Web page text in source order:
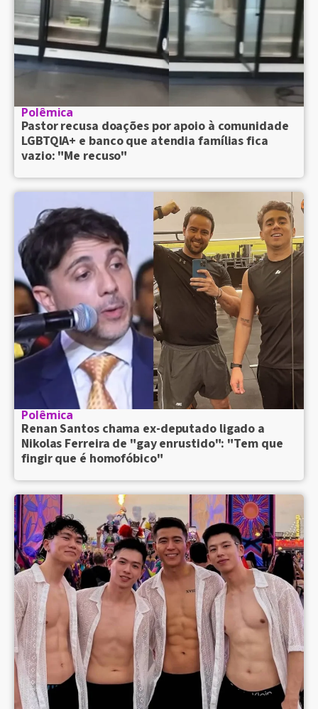
Polêmica
Pastor recusa doações por apoio à comunidade
LGBTQIA+ e banco que atendia famílias fica
vazio: "Me recuso"
Polêmica
Renan Santos chama ex-deputado ligado a
Nikolas Ferreira de "gay enrustido": "Tem que
fingir que é homofóbico"